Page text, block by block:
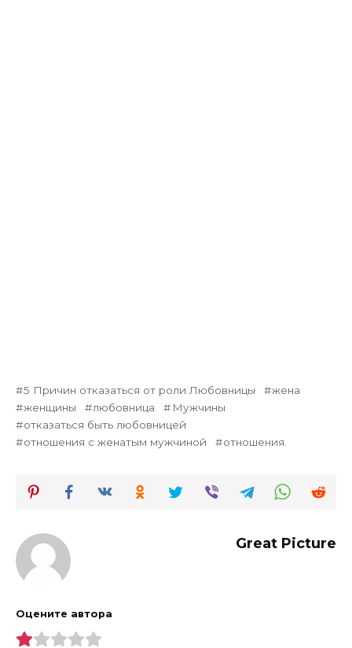
5 Причин отказаться от роли Любовницы
жена
женщины
любовница
Мужчины
отказаться быть любовницей
отношения с женатым мужчиной
отношения.
Great Picture
Оцените автора